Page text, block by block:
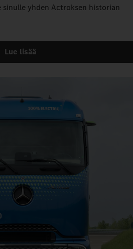
yhden Actroksen historian
Lue lisää